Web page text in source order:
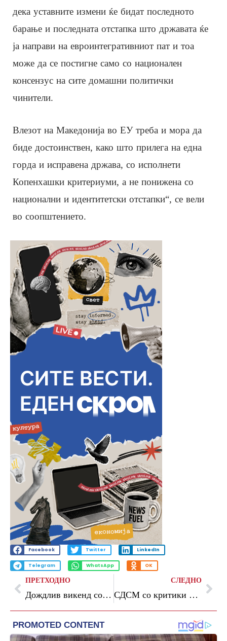
дека уставните измени ќе бидат последното
барање и последната отстапка што државата ќе
ја направи на евроинтегративниот пат и тоа
може да се постигне само со национален
консензус на сите домашни политички
чинители.
Влезот на Македонија во ЕУ треба и мора да
биде достоинствен, како што прилега на една
горда и исправена држава, со исполнети
Копенхашки критериуми, а не понижена со
национални и идентитетски отстапки“, се вели
во соопштението.
Facebook Twitter LinkedIn
Telegram WhatsApp OK
ПРЕТХОДНО
Дождлив викенд со грмежи и засилен ветер
СЛЕДНО
СДСМ со критики кон власта за реформската агенда и европските интеграции